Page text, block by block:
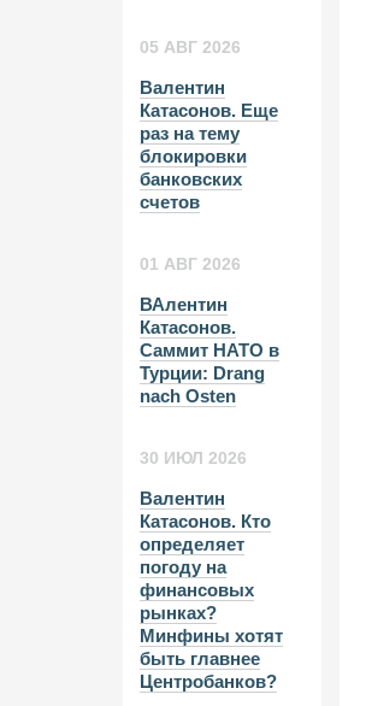
05 АВГ 2026
Валентин
Катасонов. Еще
раз на тему
блокировки
банковских
счетов
01 АВГ 2026
ВАлентин
Катасонов.
Саммит НАТО в
Турции: Drang
nach Osten
30 ИЮЛ 2026
Валентин
Катасонов. Кто
определяет
погоду на
финансовых
рынках?
Минфины хотят
быть главнее
Центробанков?